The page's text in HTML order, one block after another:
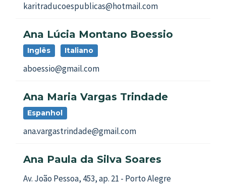
karitraducoespublicas@hotmail.com
Ana Lúcia Montano Boessio
Inglês Italiano
aboessio@gmail.com
Ana Maria Vargas Trindade
Espanhol
ana.vargastrindade@gmail.com
Ana Paula da Silva Soares
Av. João Pessoa, 453, ap. 21 - Porto Alegre